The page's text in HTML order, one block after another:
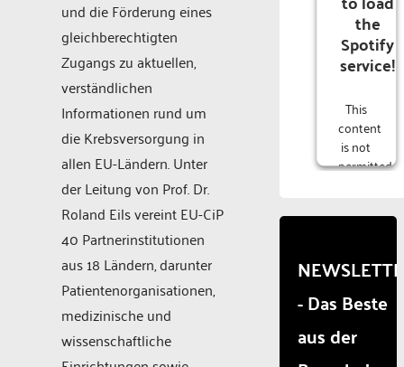
und die Förderung eines
gleichberechtigten
Zugangs zu aktuellen,
verständlichen
Informationen rund um
die Krebsversorgung in
allen EU-Ländern. Unter
der Leitung von Prof. Dr.
Roland Eils vereint EU-CiP
40 Partnerinstitutionen
aus 18 Ländern, darunter
Patientenorganisationen,
medizinische und
wissenschaftliche
the
Spotify
service!
This
content
is not
permitted
due to
that
are
not
disclosed
to the
- Das Beste
aus der